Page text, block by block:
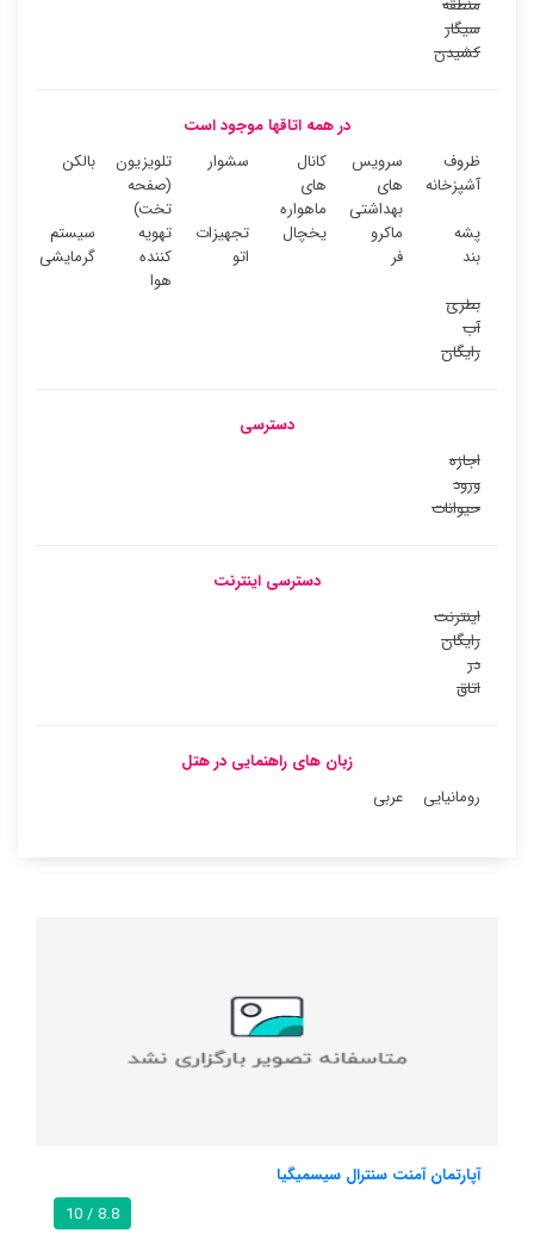
منطقه
سیگار
کشیدن
در همه اتاقها موجود است
ظروف
آشپزخانه
سرویس
های
بهداشتی
کانال
های
ماهواره
سشوار
تلویزیون
(صفحه
تخت)
بالکن
پشه
بند
ماکرو
فر
یخچال
تجهیزات
اتو
تهویه
کننده
هوا
سیستم
گرمایشی
بطری
آب
رایگان
دسترسی
اجازه
ورود
حیوانات
دسترسی اینترنت
اینترنت
رایگان
در
اتاق
زبان های راهنمایی در هتل
رومانیایی
عربی
آپارتمان آمنت سنترال سیسمیگیا
8.8 / 10